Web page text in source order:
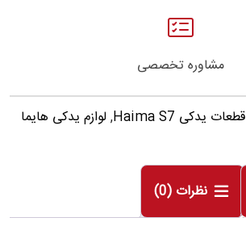
مشاوره تخصصی
قطعات یدکی Haima S7 ,لوازم یدکی هایما
نظرات (0)